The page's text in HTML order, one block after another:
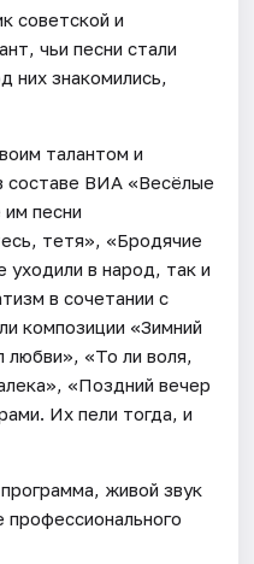
советской и
чьи песни стали
них знакомились,
талантом и
составе ВИА «Весёлые
песни
тетя», «Бродячие
в народ, так и
в сочетании с
композиции «Зимний
любви», «То ли воля,
«Поздний вечер
Их пели тогда, и
живой звук
профессионального